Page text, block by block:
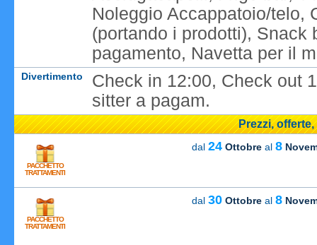
Noleggio Accappatoio/telo,
(portando i prodotti), Snack
pagamento, Navetta per il
Divertimento
Check in 12:00, Check out
sitter a pagam.
Prezzi,
PACCHETTO
TRATTAMENTI
dal 24 Ottobre al 8
PACCHETTO
TRATTAMENTI
dal 30 Ottobre al 8